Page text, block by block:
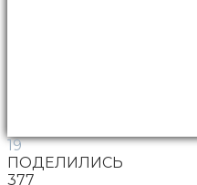
19
ПОДЕЛИЛИСЬ
377